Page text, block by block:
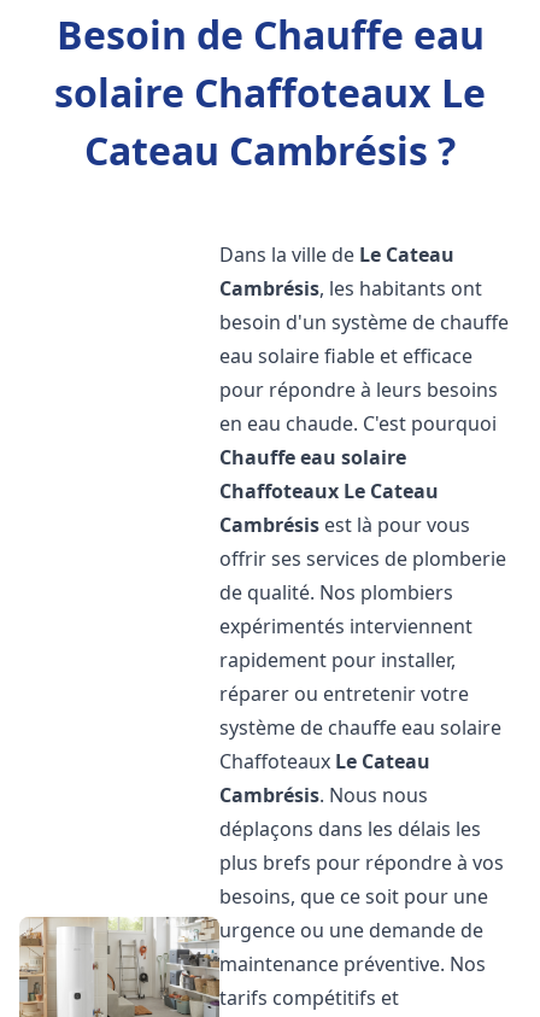
Besoin de Chauffe eau
solaire Chaffoteaux Le
Cateau Cambrésis ?
Dans la ville de Le Cateau
Cambrésis, les habitants ont
besoin d'un système de chauffe
eau solaire fiable et efficace
pour répondre à leurs besoins
en eau chaude. C'est pourquoi
Chauffe eau solaire
Chaffoteaux Le Cateau
Cambrésis est là pour vous
offrir ses services de plomberie
de qualité. Nos plombiers
expérimentés interviennent
rapidement pour installer,
réparer ou entretenir votre
système de chauffe eau solaire
Chaffoteaux Le Cateau
Cambrésis. Nous nous
déplaçons dans les délais les
plus brefs pour répondre à vos
besoins, que ce soit pour une
urgence ou une demande de
maintenance préventive. Nos
tarifs compétitifs et